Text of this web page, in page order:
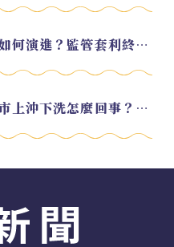
EP.217 美元穩定幣未來會如何演進？監管套利終將收斂？feat. 研究員 余哲安
EP.213 川普大攪局：袋鼠市上沖下洗怎麼回事？feat. Alvin